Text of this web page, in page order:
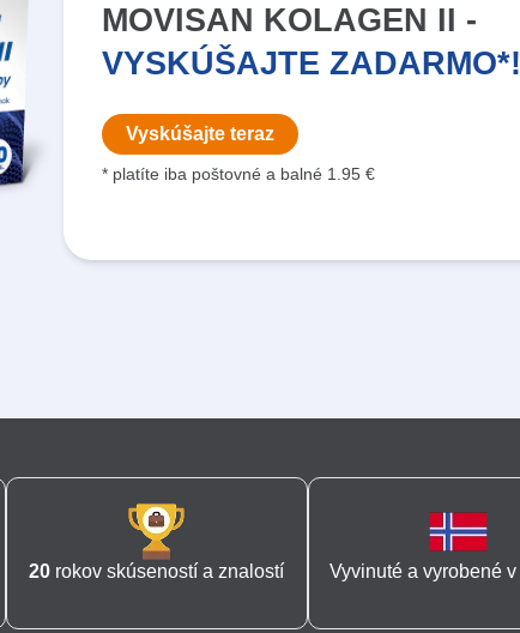
MOVISAN KOLAGEN II -
VYSKÚŠAJTE ZADARMO*!
Vyskúšajte teraz
* platíte iba poštovné a balné 1.95 €
20 rokov skúseností a znalostí Vyvinuté a vyrobené v